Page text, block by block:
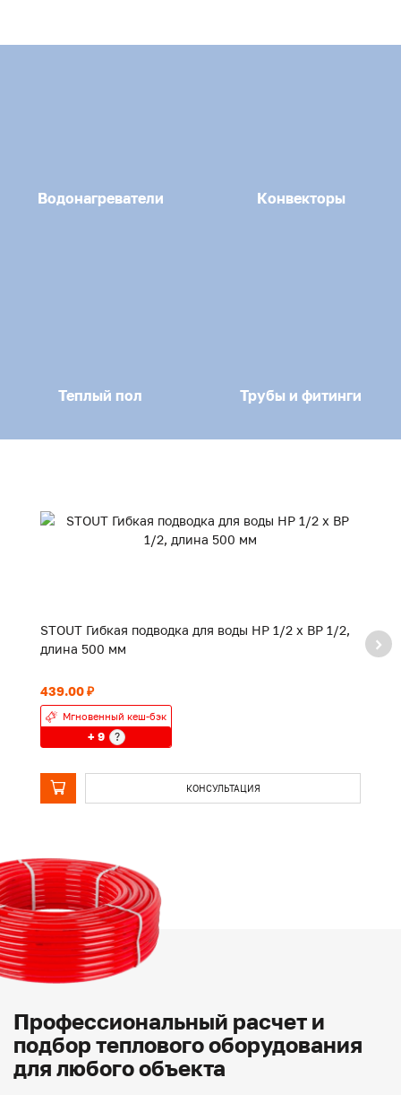
Водонагреватели Конвекторы
Теплый пол Трубы и фитинги
STOUT Гибкая подводка для воды НР 1/2 х ВР 1/2,
длина 500 мм
439.00 ₽
Мгновенный кеш-бэк
+ 9 ?
КОНСУЛЬТАЦИЯ
Профессиональный расчет и
подбор теплового оборудования
для любого объекта